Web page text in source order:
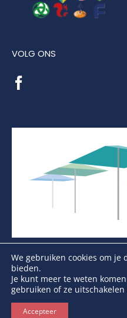
VOLG ONS
Copyright
We gebruiken cookies om je
bieden.
Je kunt meer te weten
gebruiken of ze uitschakelen
Accepteer